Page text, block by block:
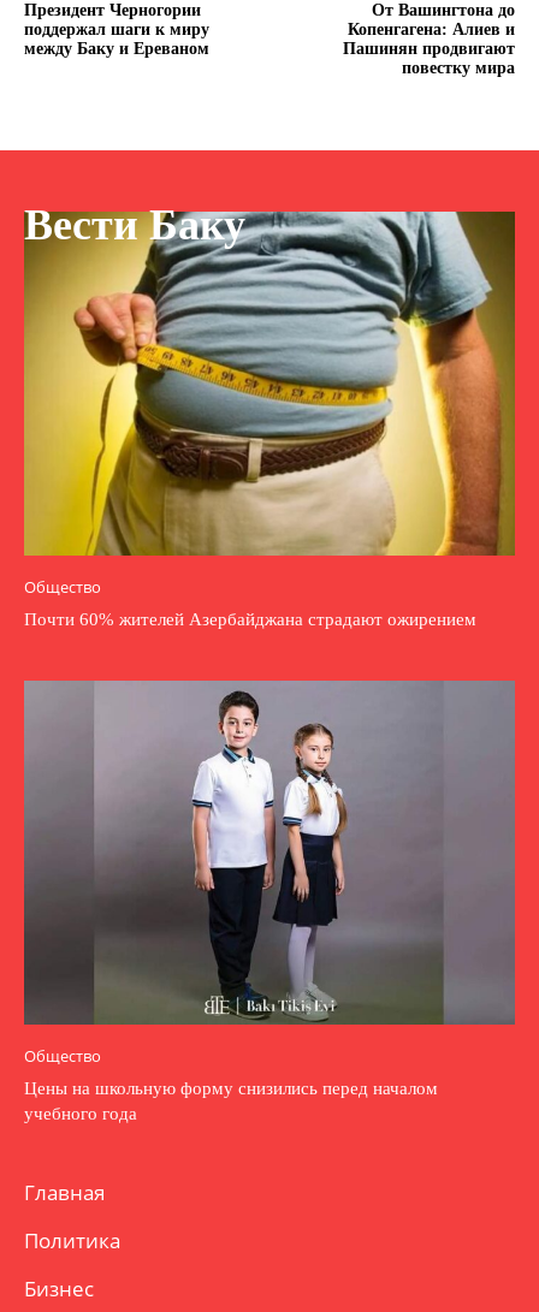
Президент Черногории
поддержал шаги к миру
между Баку и Ереваном
От Вашингтона до
Копенгагена: Алиев и
Пашинян продвигают
повестку мира
Вести Баку
Общество
Почти 60% жителей Азербайджана страдают ожирением
Общество
Цены на школьную форму снизились перед началом
учебного года
Главная
Политика
Бизнес